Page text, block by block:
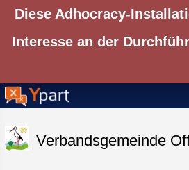
Diese Adhocracy-
Interesse an der
Verbandsgemeinde